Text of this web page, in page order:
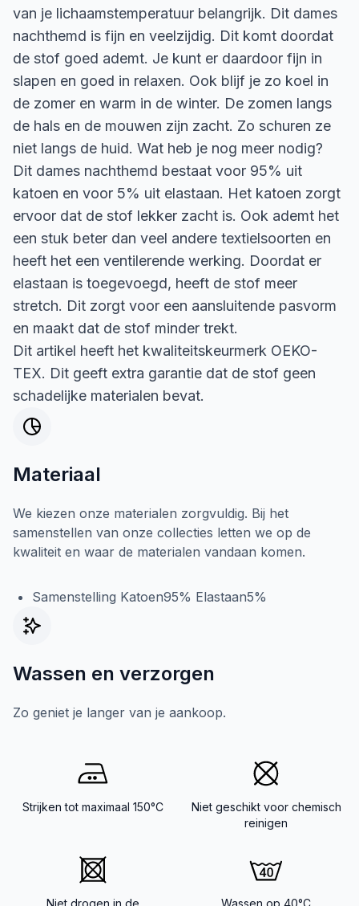
van je lichaamstemperatuur belangrijk. Dit dames
nachthemd is fijn en veelzijdig. Dit komt doordat
de stof goed ademt. Je kunt er daardoor fijn in
slapen en goed in relaxen. Ook blijf je zo koel in
de zomer en warm in de winter. De zomen langs
de hals en de mouwen zijn zacht. Zo schuren ze
niet langs de huid. Wat heb je nog meer nodig?
Dit dames nachthemd bestaat voor 95% uit
katoen en voor 5% uit elastaan. Het katoen zorgt
ervoor dat de stof lekker zacht is. Ook ademt het
een stuk beter dan veel andere textielsoorten en
heeft het een ventilerende werking. Doordat er
elastaan is toegevoegd, heeft de stof meer
stretch. Dit zorgt voor een aansluitende pasvorm
en maakt dat de stof minder trekt.
Dit artikel heeft het kwaliteitskeurmerk OEKO-
TEX. Dit geeft extra garantie dat de stof geen
schadelijke materialen bevat.
Materiaal
We kiezen onze materialen zorgvuldig. Bij het
samenstellen van onze collecties letten we op de
kwaliteit en waar de materialen vandaan komen.
Samenstelling Katoen95% Elastaan5%
Wassen en verzorgen
Zo geniet je langer van je aankoop.
Strijken tot maximaal 150°C
Niet geschikt voor chemisch
reinigen
Niet drogen in de
Wassen op 40°C